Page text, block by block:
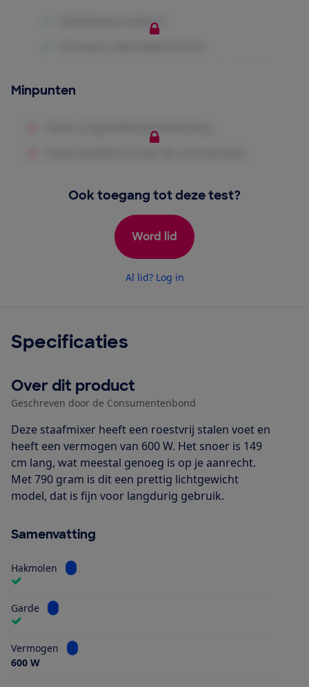
Minpunten
Ook toegang tot deze test?
Word lid
Al lid? Log in
Specificaties
Over dit product
Geschreven door de Consumentenbond
Deze staafmixer heeft een roestvrij stalen voet en
heeft een vermogen van 600 W. Het snoer is 149
cm lang, wat meestal genoeg is op je aanrecht.
Met 790 gram is dit een prettig lichtgewicht
model, dat is fijn voor langdurig gebruik.
Samenvatting
Hakmolen Bekijk informatie voor Hakmolen
Garde Bekijk informatie voor Garde
Vermogen
Bekijk informatie voor Vermogen
600 W